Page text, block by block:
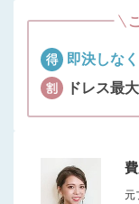
即決しな
ドレス最大
元